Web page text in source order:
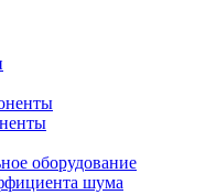
оборудование
шума